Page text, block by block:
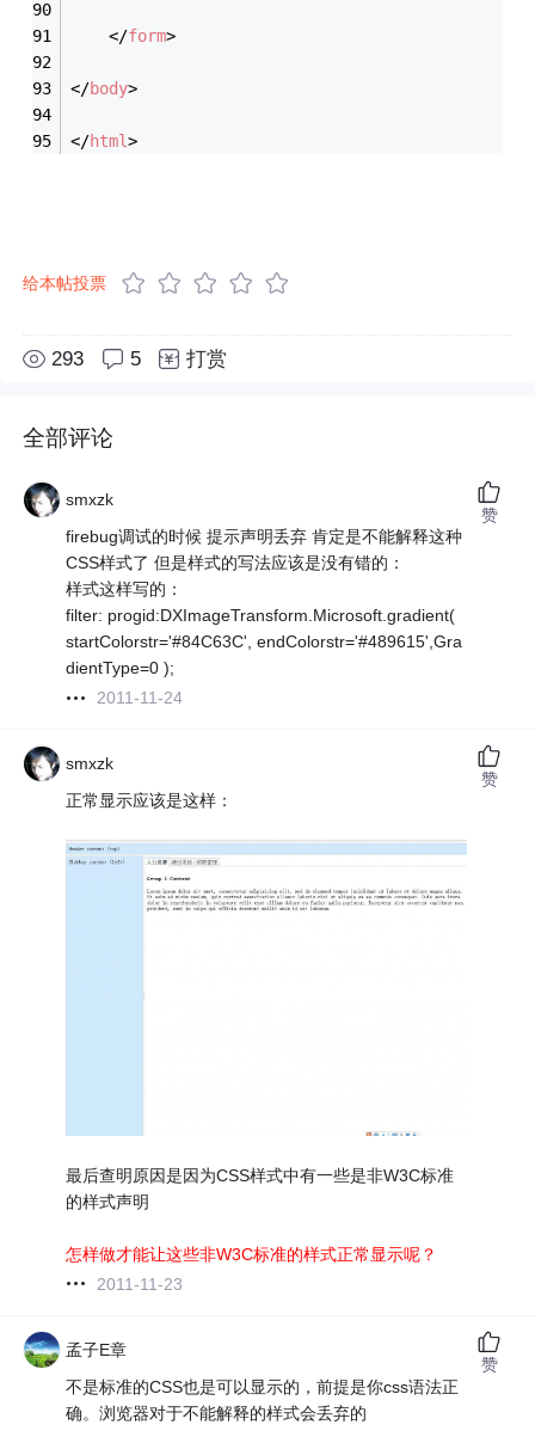
</form>
</body>
</html>
给本帖投票
293 5 打赏
全部评论
smxzk
firebug调试的时候 提示声明丢弃 肯定是不能解释这种
CSS样式了 但是样式的写法应该是没有错的：
样式这样写的：
filter: progid:DXImageTransform.Microsoft.gradient(
startColorstr='#84C63C', endColorstr='#489615',Gra
dientType=0 );
2011-11-24
赞
smxzk
正常显示应该是这样：
最后查明原因是因为CSS样式中有一些是非W3C标准
的样式声明
怎样做才能让这些非W3C标准的样式正常显示呢？
2011-11-23
赞
孟子E章
不是标准的CSS也是可以显示的，前提是你css语法正
确。浏览器对于不能解释的样式会丢弃的
赞